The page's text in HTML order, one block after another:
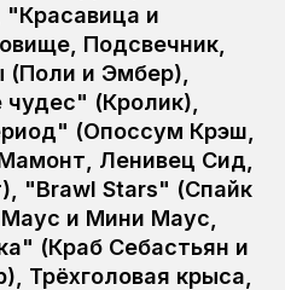
и
Подсвечник,
(Поли и Эмбер),
(Кролик),
(Опоссум Крэш,
Ленивец Сид,
"Brawl Stars" (Спайк
и Мини Маус,
(Краб Себастьян и
Трёхголовая крыса,